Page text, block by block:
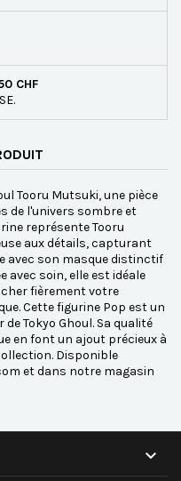
CHF
Tooru Mutsuki, une pièce
de l'univers sombre et
représente Tooru
aux détails, capturant
avec son masque distinctif
avec soin, elle est idéale
fièrement votre
Cette figurine Pop est un
Tokyo Ghoul. Sa qualité
en font un ajout précieux à
Disponible
et dans notre magasin
